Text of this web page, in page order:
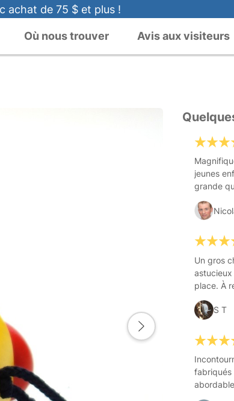
achat de 75 $ et plus !
Où nous trouver Avis aux visiteurs
jeunes
grande
Un gros
place. À
S T
fabriqués